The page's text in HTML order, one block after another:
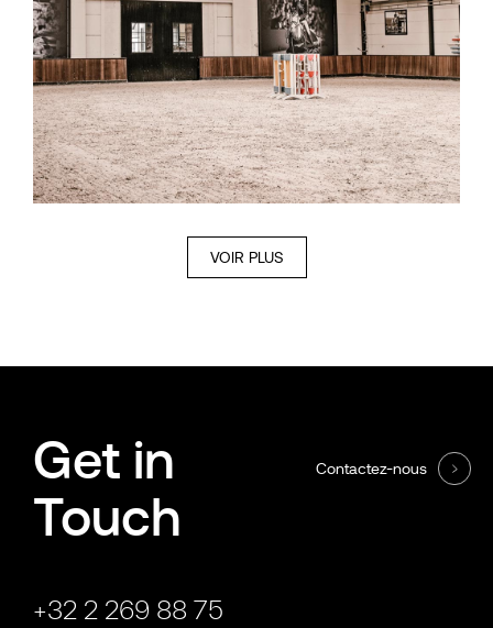
VOIR PLUS
Get in
Touch
+32 2 269 88 75
Contactez-nous